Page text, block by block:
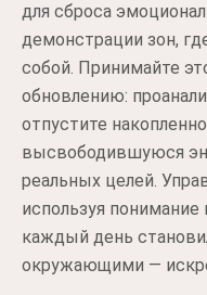
для сброса
демонстрации зон,
собой. Принимайте
обновлению:
отпустите
высвободившуюся
реальных целей.
используя
каждый день
окружающими —